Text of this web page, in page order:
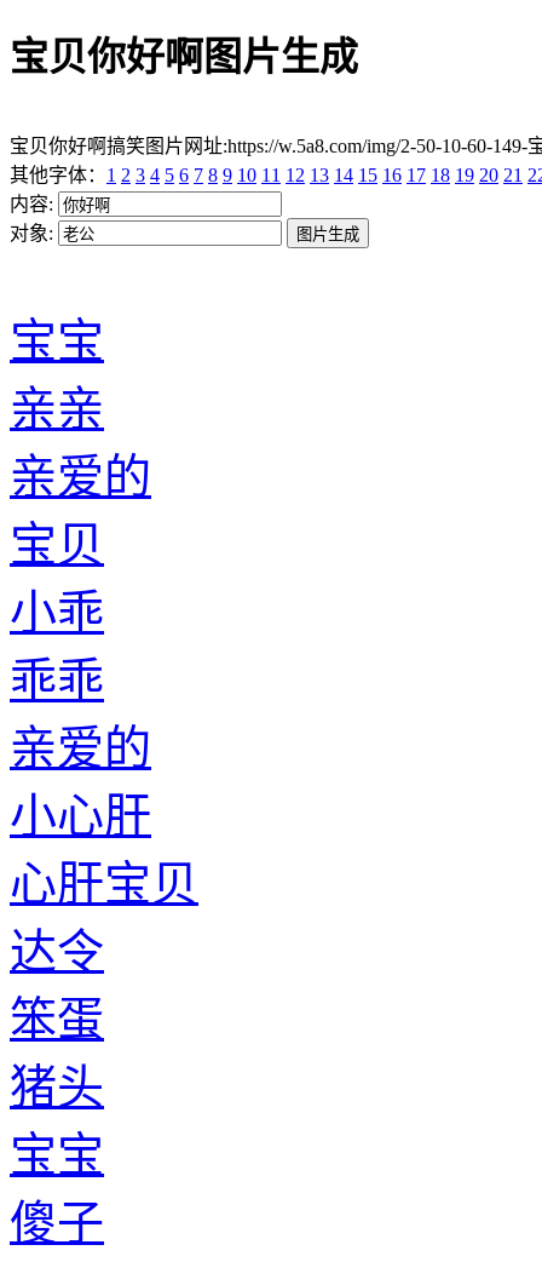
宝贝你好啊图片生成
宝贝你好啊搞笑图片网址:https://w.5a8.com/img/2-50-10-60-149-
其他字体： 1 2 3 4 5 6 7 8 9 10 11 12 13 14 15 16 17 18 19 20 21
内容:
对象:
宝宝
亲亲
亲爱的
宝贝
小乖
乖乖
亲爱的
小心肝
心肝宝贝
达令
笨蛋
猪头
宝宝
傻子